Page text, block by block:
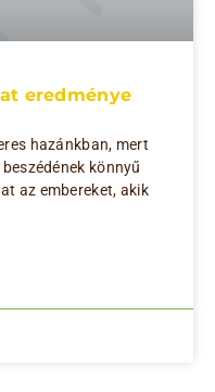
eredménye
hazánkban, mert
könnyű
az embereket, akik